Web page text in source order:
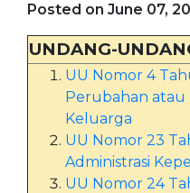
Posted on June 07,
UNDANG-
UU Nomor 4
Perubahan atau
Keluarga
UU Nomor 23
Administrasi
UU Nomor 24